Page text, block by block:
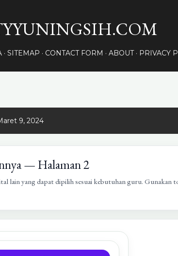
SITEMAP CONTACT FORM ABOUT PRIVACY
9, 2024
— Halaman 2
lain yang dapat dipilih sesuai kebutuhan guru. Gunakan